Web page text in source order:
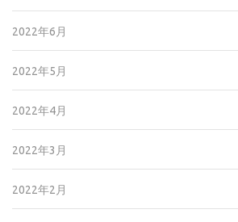
2022年6月
2022年5月
2022年4月
2022年3月
2022年2月